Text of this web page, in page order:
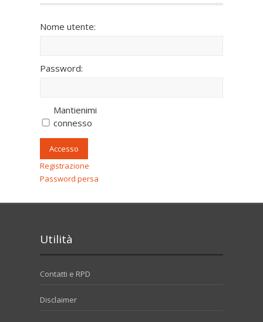
Nome utente:
Password:
Mantienimi
connesso
Accesso
Registrazione
Password persa
Utilità
Contatti e RPD
Disclaimer